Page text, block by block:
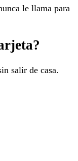
le llama para
salir de casa.